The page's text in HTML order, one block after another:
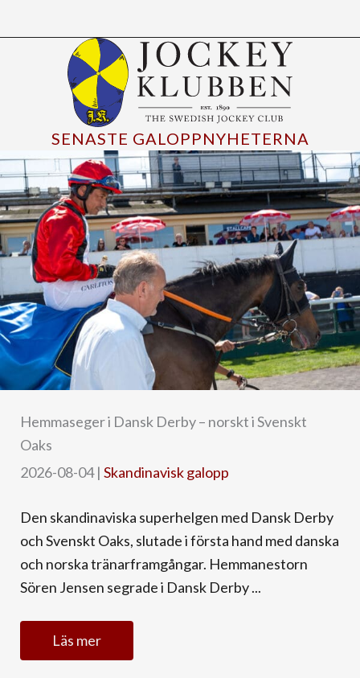
SENASTE GALOPPNYHETERNA
Hemmaseger i Dansk Derby – norskt i Svenskt
Oaks
2026-08-04| Skandinavisk galopp
Den skandinaviska superhelgen med Dansk Derby
och Svenskt Oaks, slutade i första hand med danska
och norska tränarframgångar. Hemmanestorn
Sören Jensen segrade i Dansk Derby ...
Läs mer